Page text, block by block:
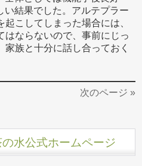
い結果でした。アルテプラー
こしてしまった場合には、
はならないので、事前にじっ
家族と十分に話し合っておく
次のページ »
水公式ホームページ